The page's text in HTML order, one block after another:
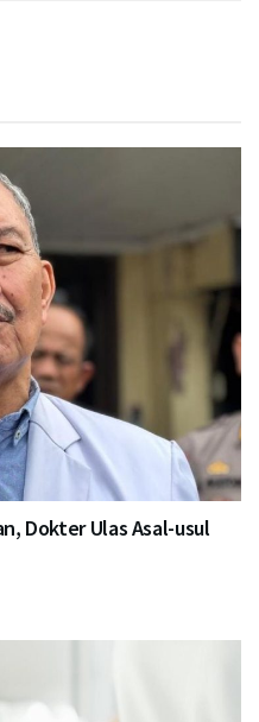
Dokter Ulas Asal-usul